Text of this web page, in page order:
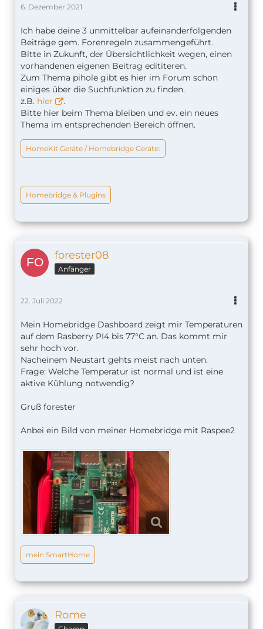
6. Dezember 2021
Ich habe deine 3 unmittelbar aufeinanderfolgenden
Beiträge gem. Forenregeln zusammengeführt.
Bitte in Zukunft, der Übersichtlichkeit wegen, einen
vorhandenen eigenen Beitrag edititeren.
Zum Thema pihole gibt es hier im Forum schon
einiges über die Suchfunktion zu finden.
z.B. hier
.
Bitte hier beim Thema bleiben und ev. ein neues
Thema im entsprechenden Bereich öffnen.
HomeKit Geräte / Homebridge Geräte:
Homebridge & Plugins
forester08
Anfänger
22. Juli 2022
Mein Homebridge Dashboard zeigt mir Temperaturen
auf dem Rasberry PI4 bis 77°C an. Das kommt mir
sehr hoch vor.
Nacheinem Neustart gehts meist nach unten.
Frage: Welche Temperatur ist normal und ist eine
aktive Kühlung notwendig?
Gruß forester
Anbei ein Bild von meiner Homebridge mit Raspee2
mein SmartHome
Rome